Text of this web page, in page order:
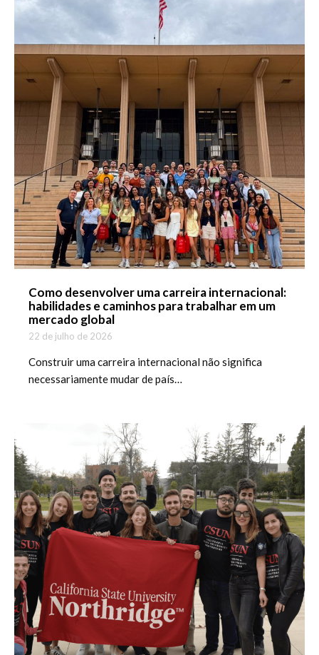
Como desenvolver uma carreira internacional:
habilidades e caminhos para trabalhar em um
mercado global
22 de julho de 2026
Construir uma carreira internacional não significa
necessariamente mudar de país…